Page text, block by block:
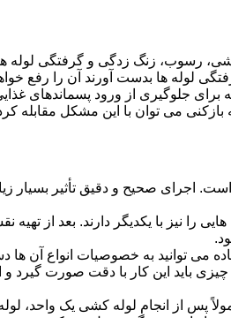
رسوب، زنگ زدگی و گرفتگی لوله
لوله ها بدست آورند آن را رفع
جلوگیری از ورود پسماندهای
می توان با این مشکل مقابله
صحیح و دقیق تأثیر بسیار
نیز با یکدیگر دارند. بعد از تهیه
می توانید به خصوصیات انواع آن ها
باید این کار با دقت صورت گیرد
پس از انجام لوله کشی یک واحد،